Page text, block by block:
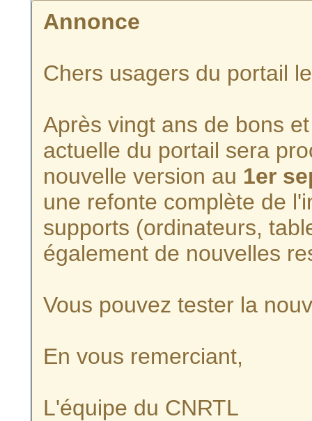
Annonce
Chers usagers du portail
Après vingt ans de bons
actuelle du portail sera
nouvelle version au 1er
une refonte complète de
supports (ordinateurs,
également de nouvelles
Vous pouvez tester la
En vous remerciant,
L'équipe du CNRTL